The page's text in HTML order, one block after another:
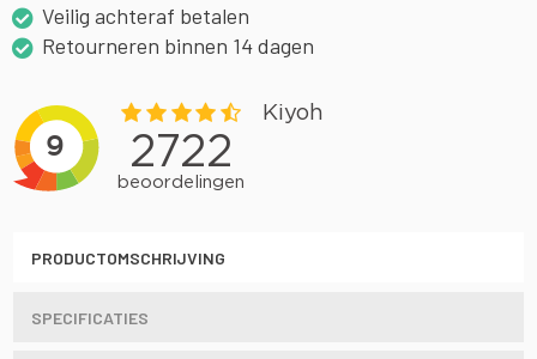
Veilig achteraf betalen
Retourneren binnen 14 dagen
PRODUCTOMSCHRIJVING
SPECIFICATIES